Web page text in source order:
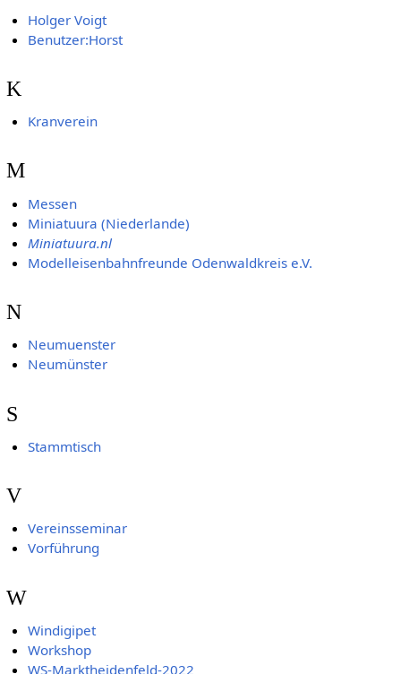
Holger Voigt
Benutzer:Horst
K
Kranverein
M
Messen
Miniatuura (Niederlande)
Miniatuura.nl
Modelleisenbahnfreunde Odenwaldkreis e.V.
N
Neumuenster
Neumünster
S
Stammtisch
V
Vereinsseminar
Vorführung
W
Windigipet
Workshop
WS-Marktheidenfeld-2022